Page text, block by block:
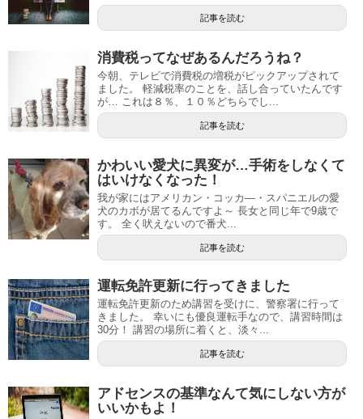
記事を読む
消費税ってなぜあるんだろうね？
今朝、テレビで消費税の増税がピックアップされて
ました。 軽減税率のことを、話し合っていたんです
が… これは８％、１０％どちらでし...
記事を読む
かわいい愛犬に異変が…手術をしなくて
はいけなくなった！
我が家にはアメリカン・コッカ―・スパニエルの愛
犬のカボが居てるんですよ～ 長女と同じ年で9歳で
す。 全く吠えないので番犬...
記事を読む
運転免許更新に行ってきました
運転免許更新のため講習を受けに、警察署に行って
きました。 幸いにも優良運転手なので、講習時間は
30分！ 講習の場所に着くと、淡々...
記事を読む
アドセンスの基準なんて気にしない方が
いいかもよ！